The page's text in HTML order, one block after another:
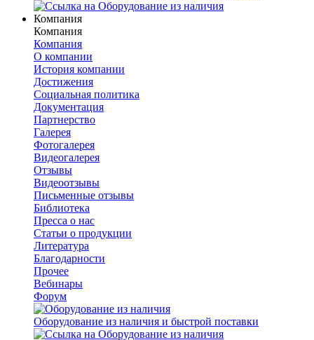
Компания
Компания
Компания
О компании
История компании
Достижения
Социальная политика
Документация
Партнерство
Галерея
Фотогалерея
Видеогалерея
Отзывы
Видеоотзывы
Письменные отзывы
Библиотека
Пресса о нас
Статьи о продукции
Литература
Благодарности
Прочее
Вебинары
Форум
Оборудование из наличия и быстрой поставки